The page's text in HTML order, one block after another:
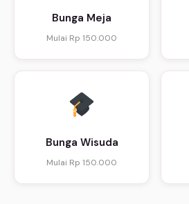
Bunga Meja
Mulai Rp 150.000
Bunga Wisuda
Mulai Rp 150.000